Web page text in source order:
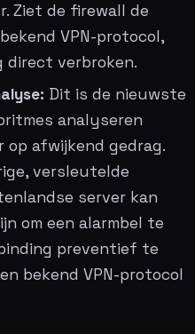
Ziet de firewall de
VPN-protocol,
direct verbroken.
Dit is de nieuwste
analyseren
afwijkend gedrag.
versleutelde
server kan
om een alarmbel te
preventief te
bekend VPN-protocol